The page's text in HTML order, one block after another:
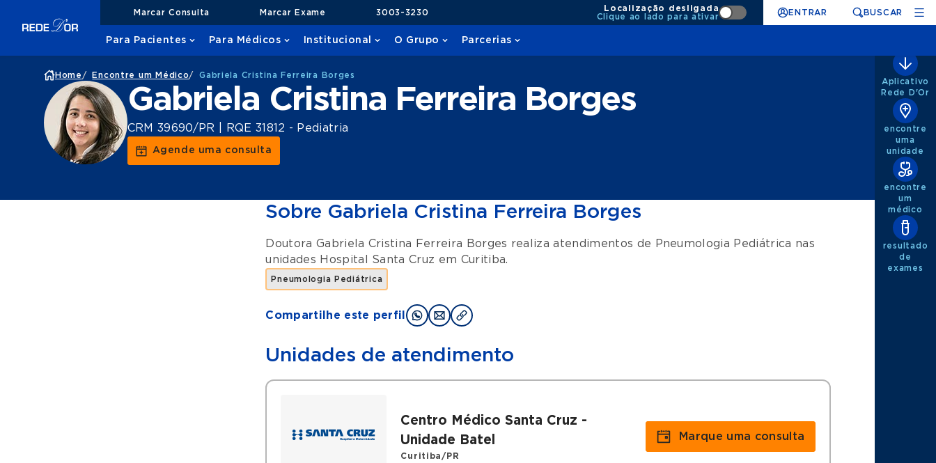
Marcar Consulta Marcar Exame 3003-3230
Localização desligada
Clique ao lado para ativar
ENTRAR BUSCAR
Para Pacientes Para Médicos Institucional O Grupo Parcerias
Home / Encontre um Médico/ Gabriela Cristina Ferreira Borges
Gabriela Cristina Ferreira Borges
CRM 39690/PR | RQE 31812 - Pediatria
Agende uma consulta
Sobre Gabriela Cristina Ferreira Borges
Doutora Gabriela Cristina Ferreira Borges realiza atendimentos de Pneumologia Pediátrica nas
unidades Hospital Santa Cruz em Curitiba.
Pneumologia Pediátrica
Compartilhe este perfil
Unidades de atendimento
Centro Médico Santa Cruz -
Unidade Batel
Curitiba/PR
Marque uma consulta
Aplicativo
Rede D'Or
encontre
uma
unidade
encontre
um
médico
resultado
de
exames